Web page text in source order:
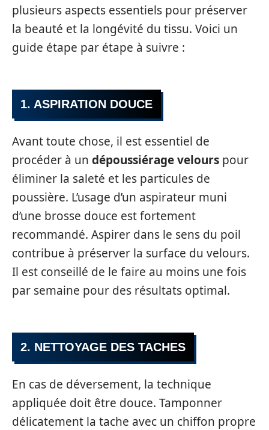
plusieurs aspects essentiels pour préserver
la beauté et la longévité du tissu. Voici un
guide étape par étape à suivre :
1. ASPIRATION DOUCE
Avant toute chose, il est essentiel de
procéder à un dépoussiérage velours pour
éliminer la saleté et les particules de
poussière. L’usage d’un aspirateur muni
d’une brosse douce est fortement
recommandé. Aspirer dans le sens du poil
contribue à préserver la surface du velours.
Il est conseillé de le faire au moins une fois
par semaine pour des résultats optimal.
2. NETTOYAGE DES TACHES
En cas de déversement, la technique
appliquée doit être douce. Tamponner
délicatement la tache avec un chiffon propre